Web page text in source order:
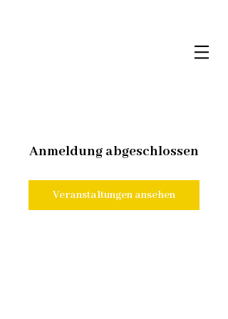
Anmeldung abgeschlossen
Veranstaltungen ansehen